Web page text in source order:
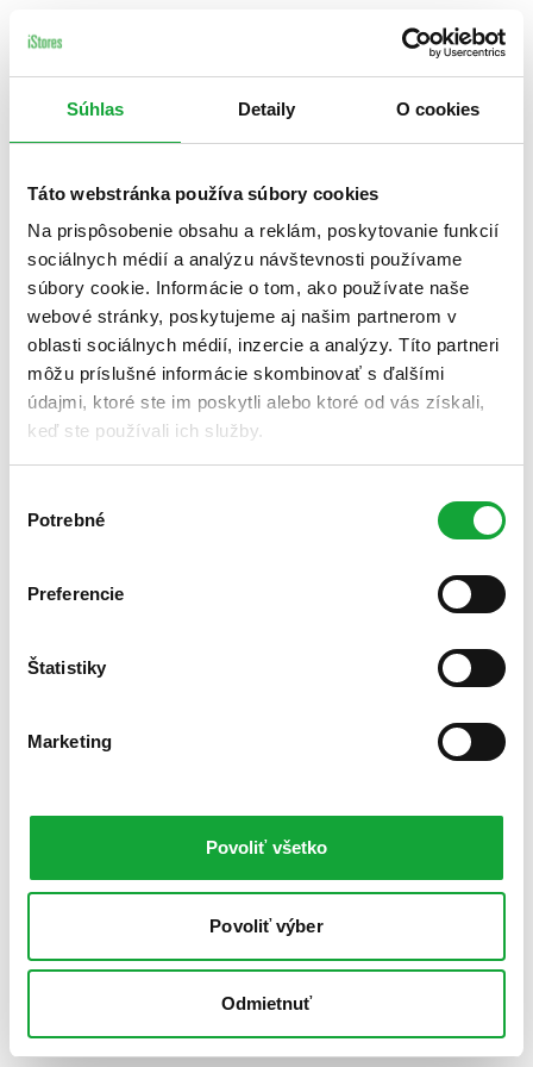
Súhlas Detaily O cookies
Táto webstránka používa súbory cookies
Na prispôsobenie obsahu a reklám, poskytovanie funkcií
sociálnych médií a analýzu návštevnosti používame
súbory cookie. Informácie o tom, ako používate naše
webové stránky, poskytujeme aj našim partnerom v
oblasti sociálnych médií, inzercie a analýzy. Títo partneri
môžu príslušné informácie skombinovať s ďalšími
údajmi, ktoré ste im poskytli alebo ktoré od vás získali,
keď ste používali ich služby.
súhlasu
Potrebné
Preferencie
Štatistiky
Marketing
Povoliť všetko
Povoliť výber
Odmietnuť